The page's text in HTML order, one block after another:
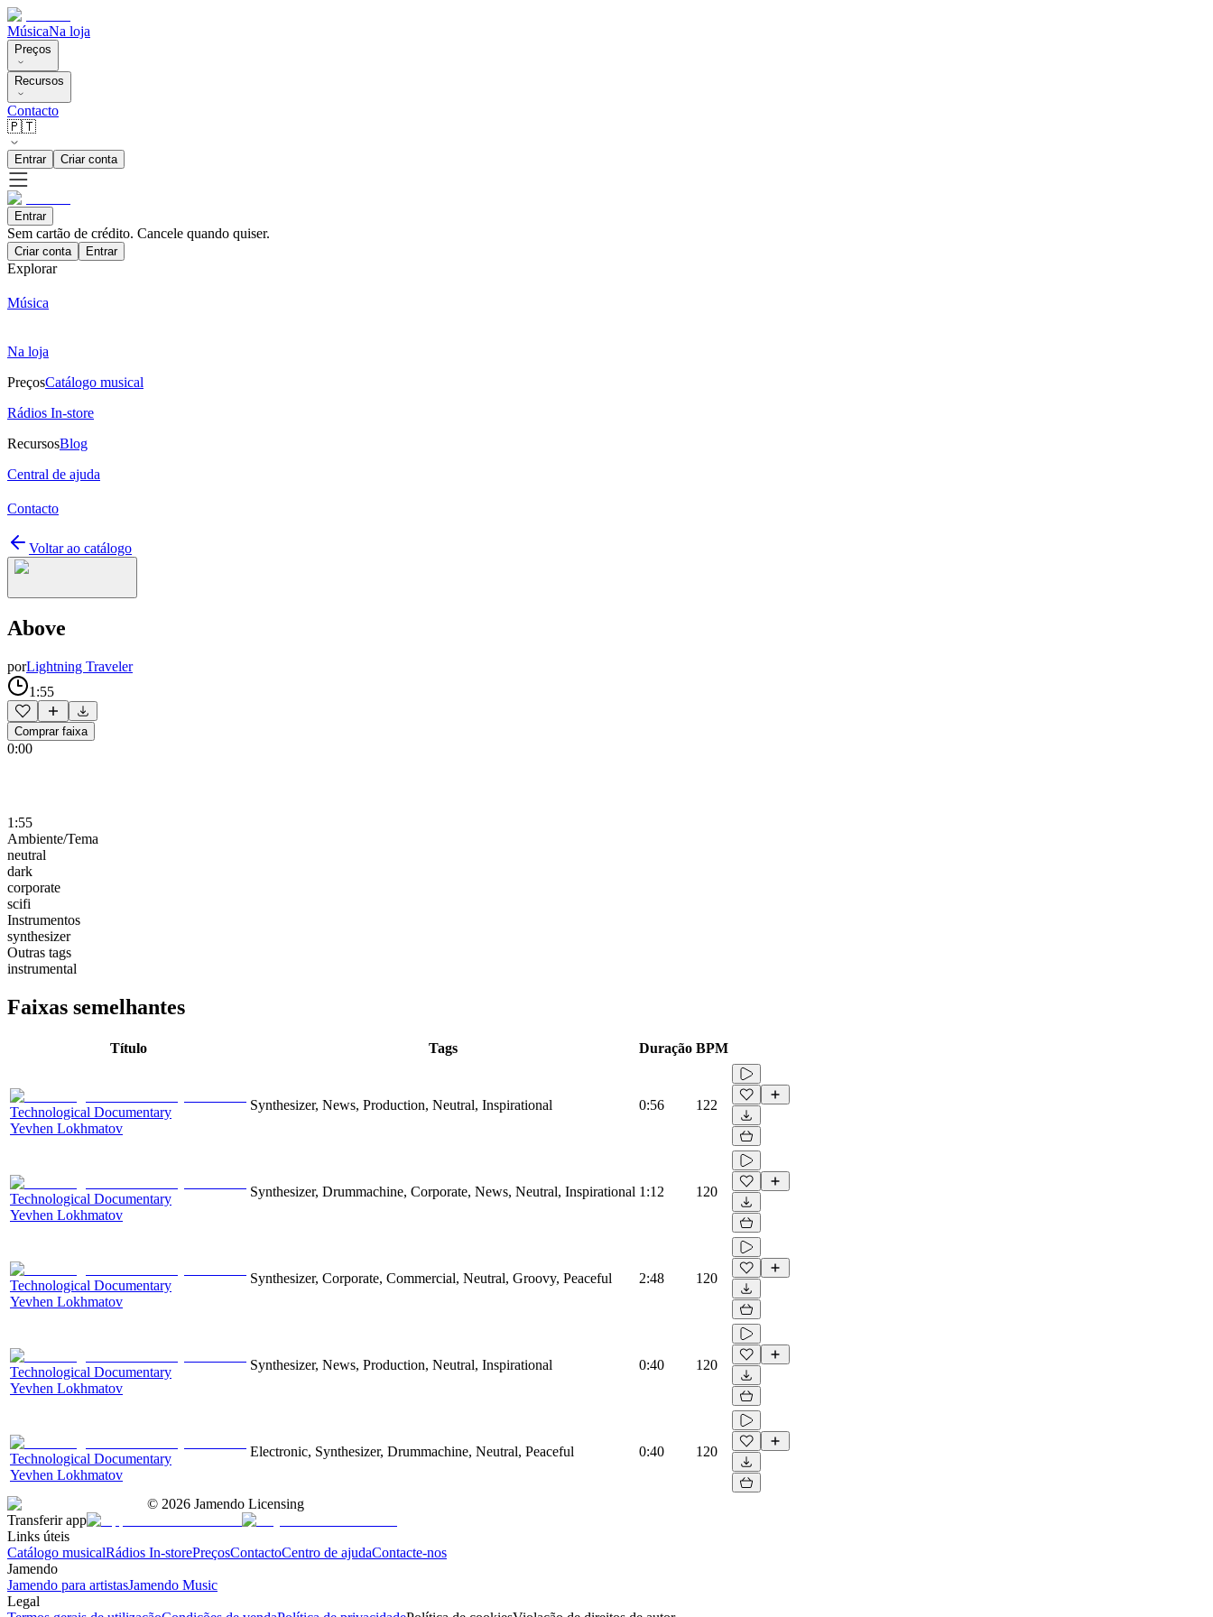
MúsicaNa loja
Preços
Recursos
Contacto
🇵🇹
Entrar Criar conta
Entrar
Sem cartão de crédito. Cancele quando quiser.
Criar conta Entrar
Explorar
Música
Na loja
PreçosCatálogo musical
Rádios In-store
RecursosBlog
Central de ajuda
Contacto
Voltar ao catálogo
Above
porLightning Traveler
1:55
Comprar faixa
0:00
1:55
Ambiente/Tema
neutral
dark
corporate
scifi
Instrumentos
synthesizer
Outras tags
instrumental
Faixas semelhantes
Título Tags Duração BPM
Technological Documentary
Yevhen Lokhmatov
Synthesizer, News, Production, Neutral, Inspirational 0:56 122
Technological Documentary
Yevhen Lokhmatov
Synthesizer, Drummachine, Corporate, News, Neutral, Inspirational 1:12 120
Technological Documentary
Yevhen Lokhmatov
Synthesizer, Corporate, Commercial, Neutral, Groovy, Peaceful 2:48 120
Technological Documentary
Yevhen Lokhmatov
Synthesizer, News, Production, Neutral, Inspirational 0:40 120
Technological Documentary
Yevhen Lokhmatov
Electronic, Synthesizer, Drummachine, Neutral, Peaceful 0:40 120
© 2026 Jamendo Licensing
Transferir app
Links úteis
Catálogo musicalRádios In-storePreçosContactoCentro de ajudaContacte-nos
Jamendo
Jamendo para artistasJamendo Music
Legal